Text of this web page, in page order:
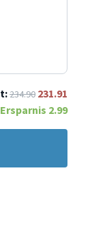
234.90 231.91
2.99